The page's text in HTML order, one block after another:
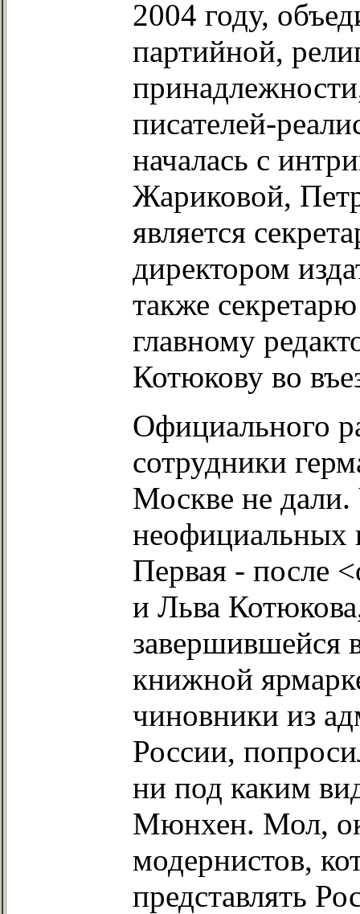
2004 году,
партийной,
писателей-
началась с
Жариковой,
является
директором
также
главному
Котюкову во
Официального
сотрудники
Москве не дали.
неофициальных
Первая - после
и Льва
завершившейся
книжной
чиновники из
России,
ни под каким
Мюнхен. Мол,
модернистов,
представлять